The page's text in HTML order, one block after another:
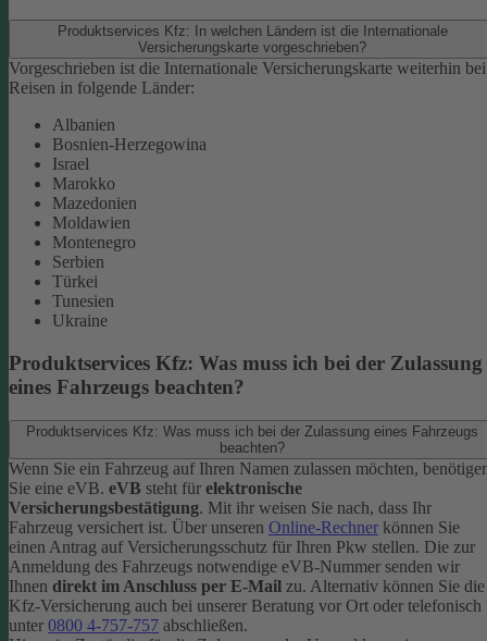
Produktservices Kfz: In welchen Ländern ist die Internationale
Versicherungskarte vorgeschrieben?
Vorgeschrieben ist die Internationale Versicherungskarte weiterhin bei
Reisen in folgende Länder:
Albanien
Bosnien-Herzegowina
Israel
Marokko
Mazedonien
Moldawien
Montenegro
Serbien
Türkei
Tunesien
Ukraine
Produktservices Kfz: Was muss ich bei der Zulassung
eines Fahrzeugs beachten?
Produktservices Kfz: Was muss ich bei der Zulassung eines Fahrzeugs
beachten?
Wenn Sie ein Fahrzeug auf Ihren Namen zulassen möchten,
Sie eine eVB. eVB steht für elektronische
Versicherungsbestätigung. Mit ihr weisen Sie nach, dass Ihr
Fahrzeug versichert ist. Über unseren Online-Rechner können Sie
einen Antrag auf Versicherungsschutz für Ihren Pkw stellen. Die zur
Anmeldung des Fahrzeugs notwendige eVB-Nummer senden wir
Ihnen direkt im Anschluss per E-Mail zu. Alternativ können Sie die
Kfz-Versicherung auch bei unserer Beratung vor Ort oder telefonisch
unter 0800 4-757-757 abschließen.